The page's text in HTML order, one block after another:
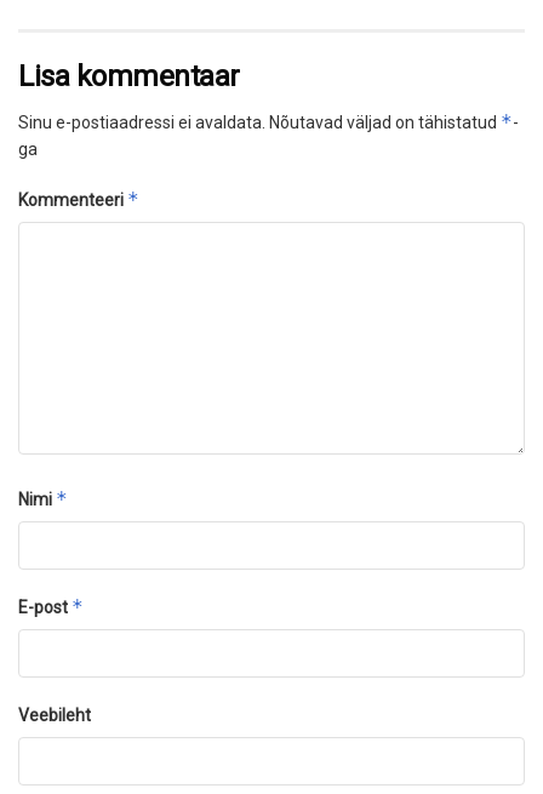
Lisa kommentaar
Sinu e-postiaadressi ei avaldata. Nõutavad väljad on tähistatud *-
ga
Kommenteeri *
Nimi *
E-post *
Veebileht